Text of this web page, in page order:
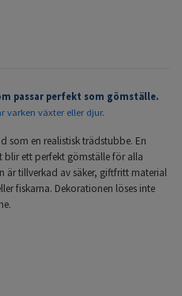
passar perfekt som gömställe.
varken växter eller djur.
som en realistisk trädstubbe. En
ett perfekt gömställe för alla
är tillverkad av säker, giftfritt material
fiskarna. Dekorationen löses inte